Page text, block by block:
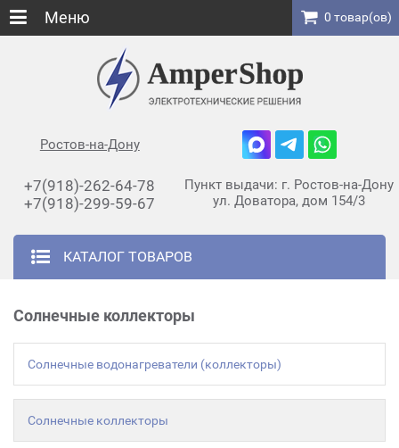
Ростов-на-Дону
+7(918)-262-64-78
+7(918)-299-59-67
Пункт выдачи: г. Ростов-на-Дону
ул. Доватора, дом 154/3
КАТАЛОГ ТОВАРОВ
Меню 0 товар(ов)
Солнечные коллекторы
Солнечные водонагреватели (коллекторы)
Солнечные коллекторы